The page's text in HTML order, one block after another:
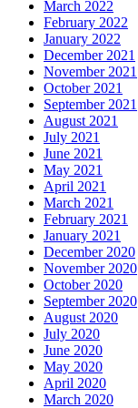
March 2022
February 2022
January 2022
December 2021
November 2021
October 2021
September 2021
August 2021
July 2021
June 2021
May 2021
April 2021
March 2021
February 2021
January 2021
December 2020
November 2020
October 2020
September 2020
August 2020
July 2020
June 2020
May 2020
April 2020
March 2020